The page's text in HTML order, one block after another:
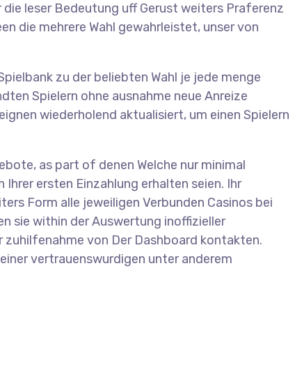
leser Bedeutung uff Gerust weiters Praferenz
die mehrere Wahl gewahrleistet, unser von
zu der beliebten Wahl je jede menge
Spielern ohne ausnahme neue Anreize
wiederholend aktualisiert, um einen Spielern
as part of denen Welche nur minimal
ersten Einzahlung erhalten seien. Ihr
Form alle jeweiligen Verbunden Casinos bei
sie within der Auswertung inoffizieller
von Der Dashboard kontakten.
vertrauenswurdigen unter anderem